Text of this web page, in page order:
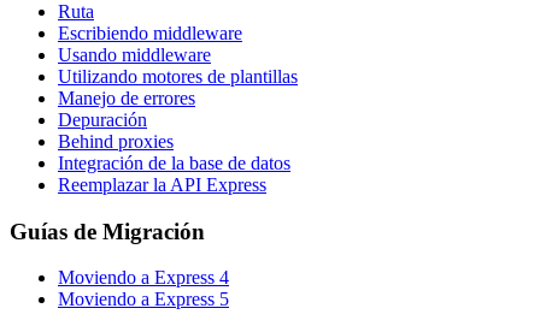
Ruta
Escribiendo middleware
Usando middleware
Utilizando motores de plantillas
Manejo de errores
Depuración
Behind proxies
Integración de la base de datos
Reemplazar la API Express
Guías de Migración
Moviendo a Express 4
Moviendo a Express 5